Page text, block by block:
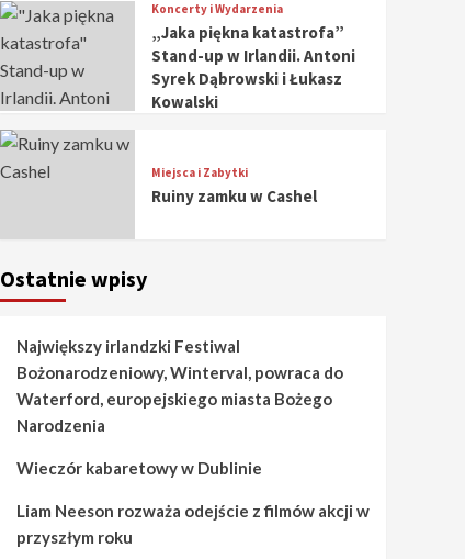
Koncerty i Wydarzenia
„Jaka piękna katastrofa”
Stand-up w Irlandii. Antoni
Syrek Dąbrowski i Łukasz
Kowalski
Miejsca i Zabytki
Ruiny zamku w Cashel
Ostatnie wpisy
Największy irlandzki Festiwal
Bożonarodzeniowy, Winterval, powraca do
Waterford, europejskiego miasta Bożego
Narodzenia
Wieczór kabaretowy w Dublinie
Liam Neeson rozważa odejście z filmów akcji w
przyszłym roku